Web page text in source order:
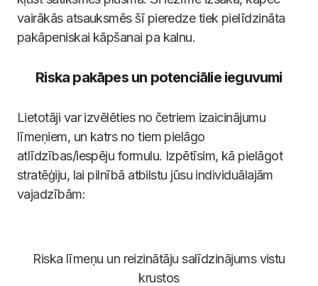
vairākās atsauksmēs šī pieredze tiek pielīdzināta
pakāpeniskai kāpšanai pa kalnu.
Riska pakāpes un potenciālie ieguvumi
Lietotāji var izvēlēties no četriem izaicinājumu
līmeņiem, un katrs no tiem pielāgo
atlīdzības/iespēju formulu. Izpētīsim, kā pielāgot
stratēģiju, lai pilnībā atbilstu jūsu individuālajām
vajadzībām:
Riska līmeņu un reizinātāju salīdzinājums vistu
krustos